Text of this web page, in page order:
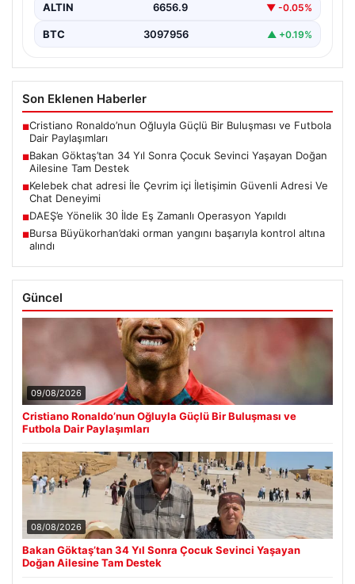
ALTIN 6656.9 ▼ -0.05%
BTC 3097956 ▲ +0.19%
Son Eklenen Haberler
■Cristiano Ronaldo’nun Oğluyla Güçlü Bir Buluşması ve Futbola
Dair Paylaşımları
■Bakan Göktaş’tan 34 Yıl Sonra Çocuk Sevinci Yaşayan Doğan
Ailesine Tam Destek
■Kelebek chat adresi İle Çevrim içi İletişimin Güvenli Adresi Ve
Chat Deneyimi
■DAEŞ’e Yönelik 30 İlde Eş Zamanlı Operasyon Yapıldı
■Bursa Büyükorhan’daki orman yangını başarıyla kontrol altına
alındı
Güncel
09/08/2026
Cristiano Ronaldo’nun Oğluyla Güçlü Bir Buluşması ve
Futbola Dair Paylaşımları
08/08/2026
Bakan Göktaş’tan 34 Yıl Sonra Çocuk Sevinci Yaşayan
Doğan Ailesine Tam Destek